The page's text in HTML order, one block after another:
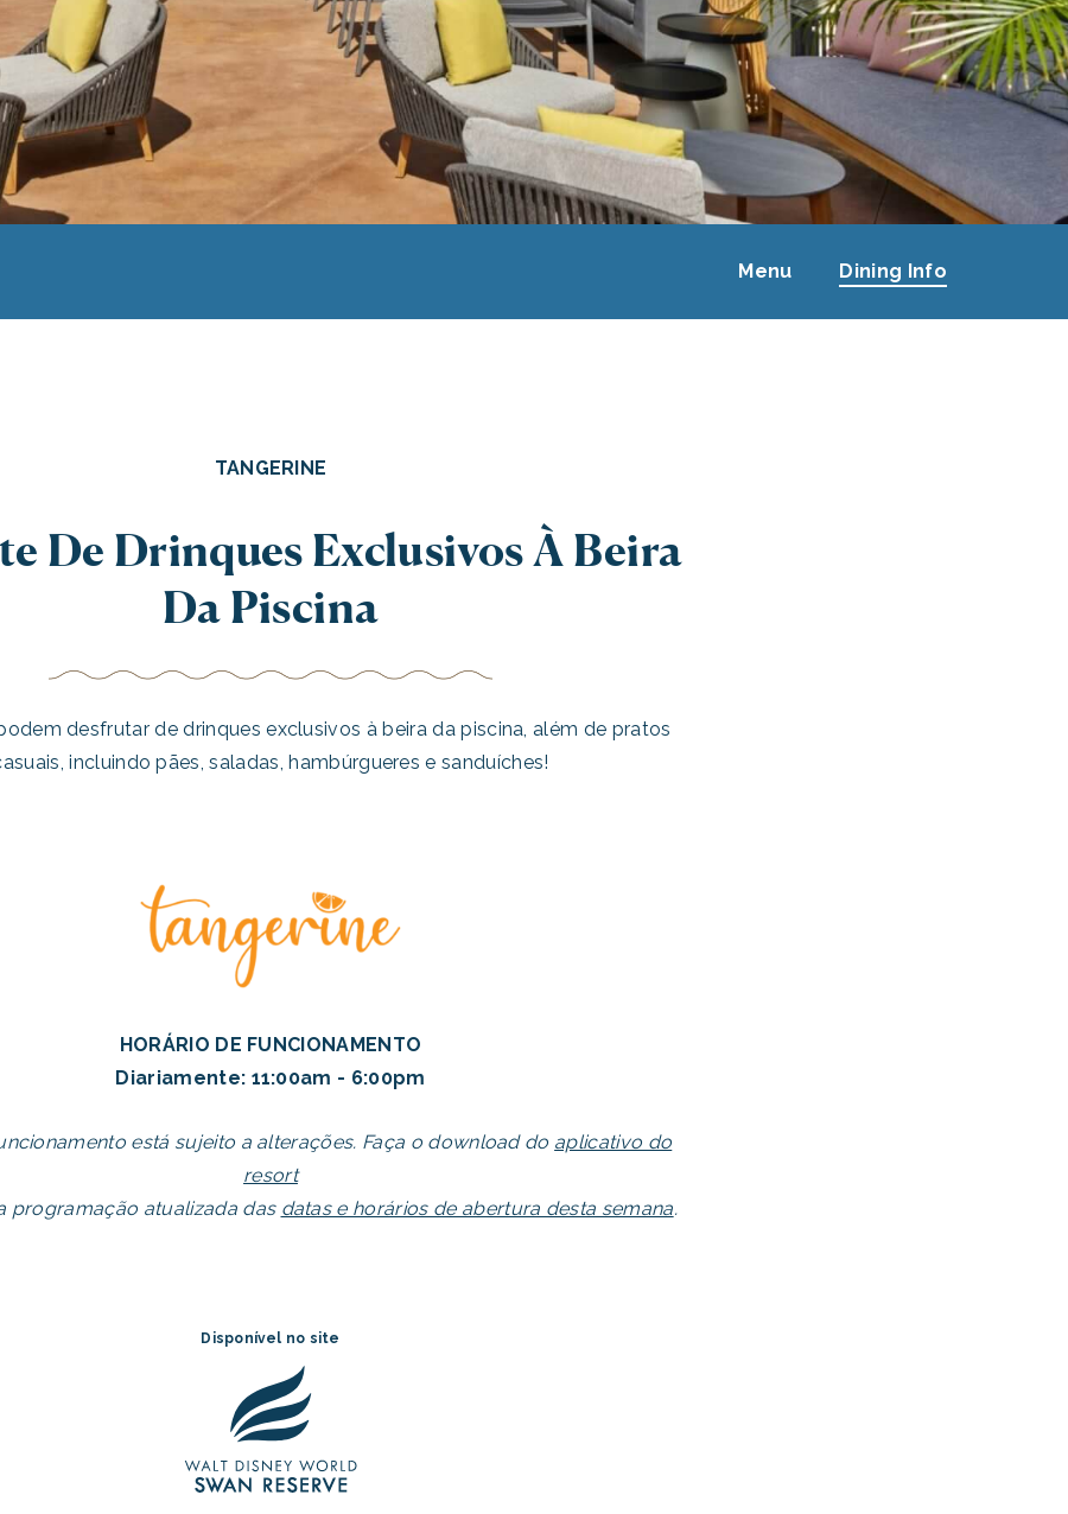
Menu Dining Info
TANGERINE
De Drinques Exclusivos À Beira
Da Piscina
desfrutar de drinques exclusivos à beira da piscina, além de pratos
incluindo pães, saladas, hambúrgueres e sanduíches!
HORÁRIO DE FUNCIONAMENTO
Diariamente: 11:00am - 6:00pm
está sujeito a alterações. Faça o download do aplicativo do
resort
programação atualizada das datas e horários de abertura desta semana.
Disponível no site